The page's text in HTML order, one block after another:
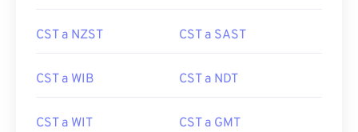
CST a NZST CST a SAST
CST a WIB CST a NDT
CST a WIT CST a GMT